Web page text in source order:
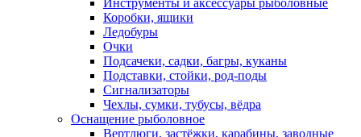
Инструменты и аксессуары рыболовные
Коробки, ящики
Ледобуры
Очки
Подсачеки, садки, багры, куканы
Подставки, стойки, род-поды
Сигнализаторы
Чехлы, сумки, тубусы, вёдра
Оснащение рыболовное
Вертлюги, застёжки, карабины, заводные